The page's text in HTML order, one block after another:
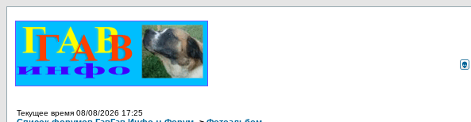
Текущее время 08/08/2026 17:25